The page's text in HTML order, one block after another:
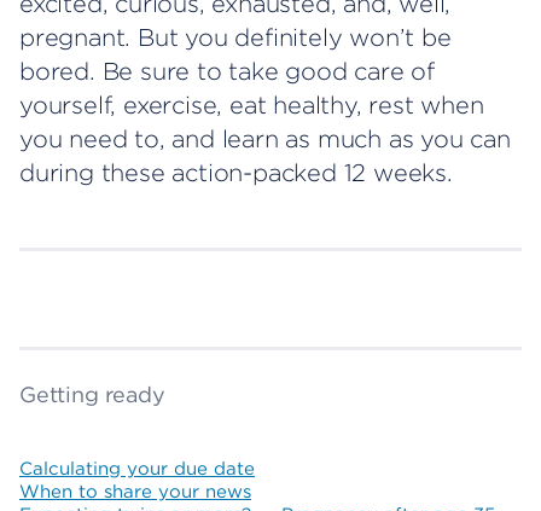
pregnant. But you definitely won’t be
bored. Be sure to take good care of
yourself, exercise, eat healthy, rest when
you need to, and learn as much as you can
during these action-packed 12 weeks.
Getting ready
Calculating your due date
When to share your news